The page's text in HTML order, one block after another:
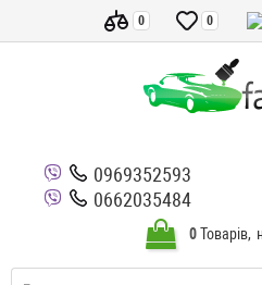
0
0
0969352593
0662035484
0Товарів,